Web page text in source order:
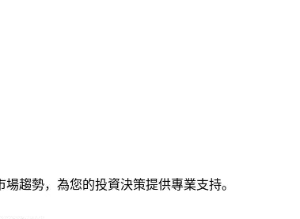
趨勢，為您的投資決策提供專業支持。